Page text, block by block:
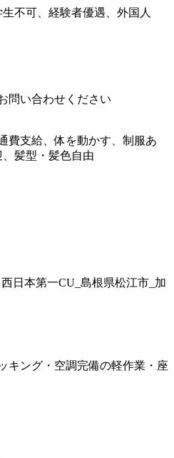
不可、経験者優遇、外国人
問い合わせください
費支給、体を動かす、制服あ
髪型・髪色自由
日本第一CU_島根県松江市_加
キング・空調完備の軽作業・座